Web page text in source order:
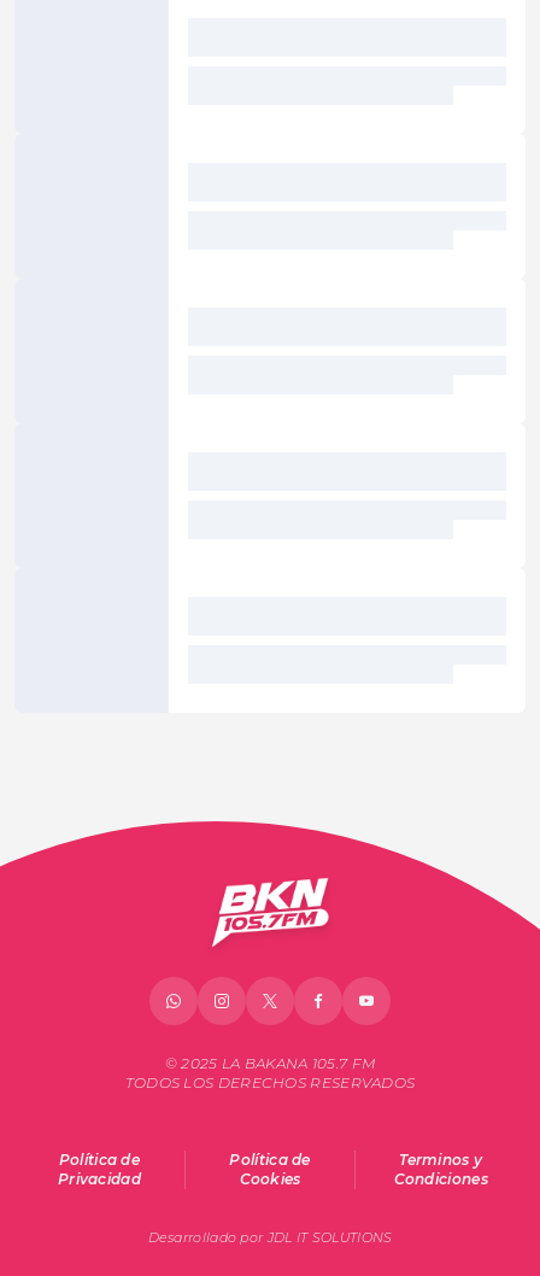
© 2025 LA BAKANA 105.7 FM
TODOS LOS DERECHOS RESERVADOS
Política de
Privacidad
Política de
Cookies
Terminos y
Condiciones
Desarrollado por JDL IT SOLUTIONS